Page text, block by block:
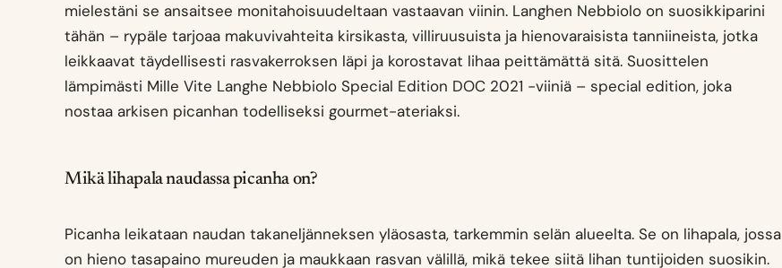
mielestäni se ansaitsee monitahoisuudeltaan vastaavan viinin. Langhen Nebbiolo on suosikkiparini
tähän – rypäle tarjoaa makuvivahteita kirsikasta, villiruusuista ja hienovaraisista tanniineista, jotka
leikkaavat täydellisesti rasvakerroksen läpi ja korostavat lihaa peittämättä sitä. Suosittelen
lämpimästi Mille Vite Langhe Nebbiolo Special Edition DOC 2021 -viiniä – special edition, joka
nostaa arkisen picanhan todelliseksi gourmet-ateriaksi.
Mikä lihapala naudassa picanha on?
Picanha leikataan naudan takaneljänneksen yläosasta, tarkemmin selän alueelta. Se on lihapala, jossa
on hieno tasapaino mureuden ja maukkaan rasvan välillä, mikä tekee siitä lihan tuntijoiden suosikin.